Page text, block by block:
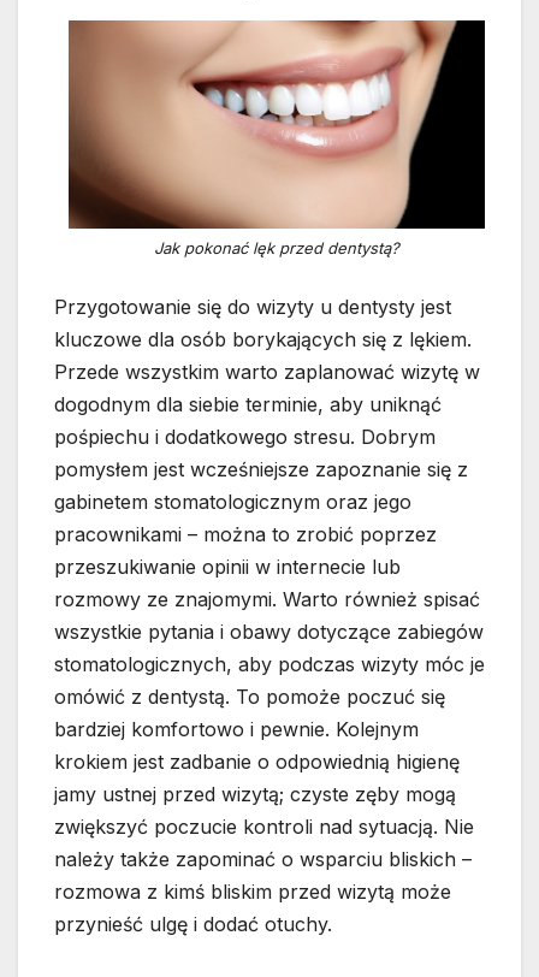
Jak pokonać lęk przed dentystą?
Przygotowanie się do wizyty u dentysty jest
kluczowe dla osób borykających się z lękiem.
Przede wszystkim warto zaplanować wizytę w
dogodnym dla siebie terminie, aby uniknąć
pośpiechu i dodatkowego stresu. Dobrym
pomysłem jest wcześniejsze zapoznanie się z
gabinetem stomatologicznym oraz jego
pracownikami – można to zrobić poprzez
przeszukiwanie opinii w internecie lub
rozmowy ze znajomymi. Warto również spisać
wszystkie pytania i obawy dotyczące zabiegów
stomatologicznych, aby podczas wizyty móc je
omówić z dentystą. To pomoże poczuć się
bardziej komfortowo i pewnie. Kolejnym
krokiem jest zadbanie o odpowiednią higienę
jamy ustnej przed wizytą; czyste zęby mogą
zwiększyć poczucie kontroli nad sytuacją. Nie
należy także zapominać o wsparciu bliskich –
rozmowa z kimś bliskim przed wizytą może
przynieść ulgę i dodać otuchy.